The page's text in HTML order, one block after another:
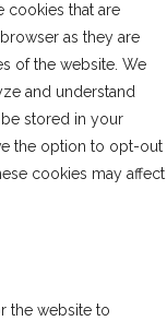
cookies that are
as they are
of the website. We
and understand
stored in your
the option to opt-out
cookies may affect
the website to